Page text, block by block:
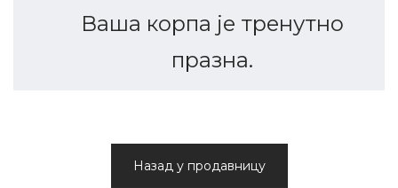
Ваша корпа је тренутно
празна.
Назад у продавницу